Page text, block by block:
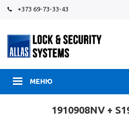
+373 69-73-33-43
МЕНЮ
1910908NV +